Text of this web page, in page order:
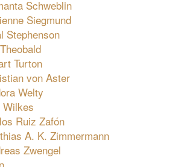
Schweblin
Siegmund
Stephenson
Turton
von Aster
Welty
Ruiz Zafón
A. K. Zimmermann
Zwengel